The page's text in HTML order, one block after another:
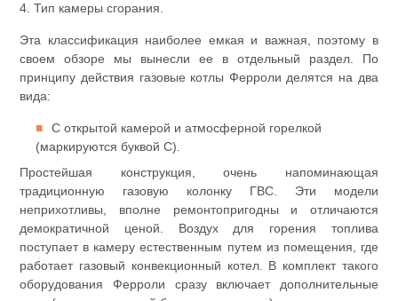
4. Тип камеры сгорания.
Эта классификация наиболее емкая и важная, поэтому в
своем обзоре мы вынесли ее в отдельный раздел. По
принципу действия газовые котлы Ферроли делятся на два
вида:
С открытой камерой и атмосферной горелкой
(маркируются буквой С).
Простейшая конструкция, очень напоминающая
традиционную газовую колонку ГВС. Эти модели
неприхотливы, вполне ремонтопригодны и отличаются
демократичной ценой. Воздух для горения топлива
поступает в камеру естественным путем из помещения, где
работает газовый конвекционный котел. В комплект такого
оборудования Ферроли сразу включает дополнительные